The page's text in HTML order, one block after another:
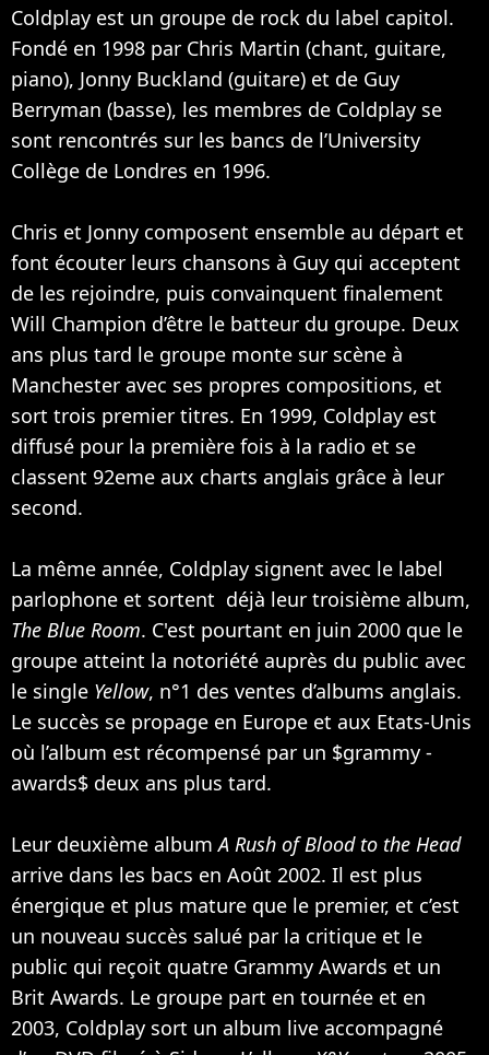
Coldplay est un groupe de rock du label capitol.
Fondé en 1998 par Chris Martin (chant, guitare,
piano), Jonny Buckland (guitare) et de Guy
Berryman (basse), les membres de Coldplay se
sont rencontrés sur les bancs de l’University
Collège de Londres en 1996.
Chris et Jonny composent ensemble au départ et
font écouter leurs chansons à Guy qui acceptent
de les rejoindre, puis convainquent finalement
Will Champion d’être le batteur du groupe. Deux
ans plus tard le groupe monte sur scène à
Manchester avec ses propres compositions, et
sort trois premier titres. En 1999, Coldplay est
diffusé pour la première fois à la radio et se
classent 92eme aux charts anglais grâce à leur
second.
La même année, Coldplay signent avec le label
parlophone et sortent déjà leur troisième album,
The Blue Room. C'est pourtant en juin 2000 que le
groupe atteint la notoriété auprès du public avec
le single Yellow, n°1 des ventes d’albums anglais.
Le succès se propage en Europe et aux Etats-Unis
où l’album est récompensé par un $grammy -
awards$ deux ans plus tard.
Leur deuxième albumA Rush of Blood to the Head
arrive dans les bacs en Août 2002. Il est plus
énergique et plus mature que le premier, et c’est
un nouveau succès salué par la critique et le
public qui reçoit quatre Grammy Awards et un
Brit Awards. Le groupe part en tournée et en
2003, Coldplay sort un album live accompagné